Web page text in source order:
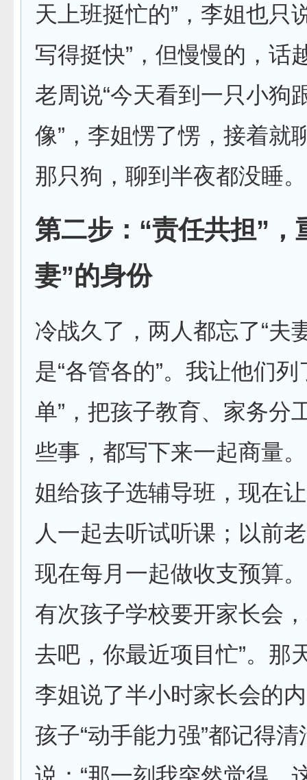
天上班挺忙的”，李姐也只
写得挺快”，但慢慢的，话
老周说“今天看到一只小狗
像”，李姐愣了愣，接着就
那只狗，聊到半夜都没睡。
第二步：“责任共担”，
妻”的身份
冷战久了，两人都忘了“夫
是“各管各的”。我让他们
单”，把孩子教育、家务分
些事，都写下来一起商量
姐给孩子选辅导班，现在
人一起去听试听课；以前
现在每月一起做收支预算。
有次孩子学校要开家长会
去吧，你最近项目忙”。那
李姐说了半小时家长会的
孩子“动手能力强”都记得